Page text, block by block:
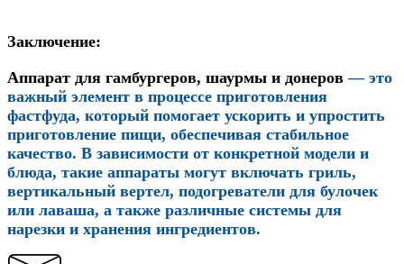
Заключение:
Аппарат для гамбургеров, шаурмы и донеров— это
важный элемент в процессе приготовления
фастфуда, который помогает ускорить и упростить
приготовление пищи, обеспечивая стабильное
качество. В зависимости от конкретной модели и
блюда, такие аппараты могут включать гриль,
вертикальный вертел, подогреватели для булочек
или лаваша, а также различные системы для
нарезки и хранения ингредиентов.